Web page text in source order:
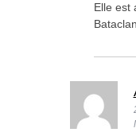
Elle est